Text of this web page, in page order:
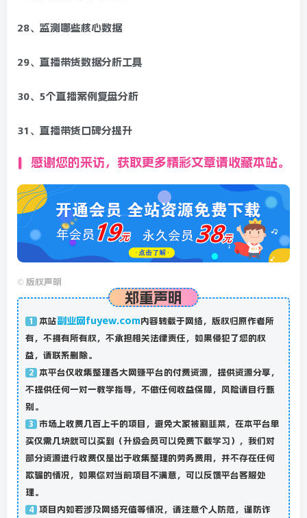
28、监测哪些核心数据
29、直播带货数据分析工具
30、5个直播案例复盘分析
31、直播带货口碑分提升
感谢您的来访，获取更多精彩文章请收藏本站。
© 版权声明
郑重声明
1 本站副业网fuyew.com内容转载于网络，版权归原作者所
有，不拥有所有权，不承担相关法律责任，如果侵犯了您的权
益，请联系删除。
2
本平台仅收集整理各大网赚平台的付费资源，提供资源分享，
不提供任何一对一教学指导，不做任何收益保障，风险请自行甄
别。
3
市场上收费几百上千的项目，避免大家被割韭菜，在本平台单
买仅需几块就可以买到（升级会员可以免费下载学习），我们对
部分资源进行收费仅是出于收集整理的劳务费用，并不存在任何
欺骗的情况，如果你对当前项目不满意，可以反馈平台客服处
理。
4
项目内如若涉及网络充值等情况，请注意个人防范，谨防诈